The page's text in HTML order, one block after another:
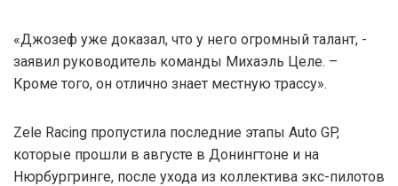
«Джозеф уже доказал, что у него огромный талант, -
заявил руководитель команды Михаэль Целе. –
Кроме того, он отлично знает местную трассу».
Zele Racing пропустила последние этапы Auto GP,
которые прошли в августе в Донингтоне и на
Нюрбургринге, после ухода из коллектива экс-пилотов